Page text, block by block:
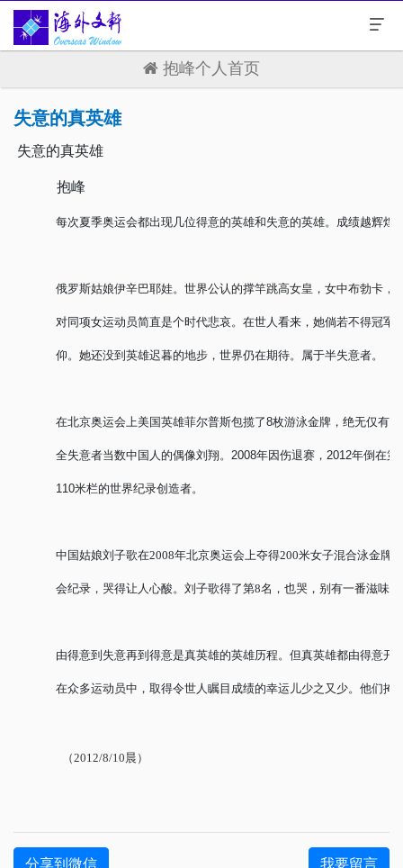
抱峰个人首页
失意的真英雄
失意的真英雄
抱峰
每次夏季奥运会都出现几位得意的英雄和失意的英雄。成绩越辉煌
俄罗斯姑娘伊辛巴耶娃。世界公认的撑竿跳高女皇，女中布勃卡
对同项女运动员简直是个时代悲哀。在世人看来，她倘若不得冠军
仰。她还没到英雄迟暮的地步，世界仍在期待。属于半失意者。
在北京奥运会上美国英雄菲尔普斯包揽了8枚游泳金牌，绝无仅有
全失意者当数中国人的偶像刘翔。2008年因伤退赛，2012年倒在第
110米栏的世界纪录创造者。
中国姑娘刘子歌在2008年北京奥运会上夺得200米女子混合泳金
会纪录，哭得让人心酸。刘子歌得了第8名，也哭，别有一番滋味。
由得意到失意再到得意是真英雄的英雄历程。但真英雄都由得意
在众多运动员中，取得令世人瞩目成绩的幸运儿少之又少。他们
（2012/8/10晨）
分享到微信 我要留言